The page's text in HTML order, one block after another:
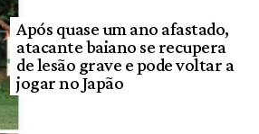
Após quase um ano afastado,
atacante baiano se recupera
de lesão grave e pode voltar a
jogar no Japão